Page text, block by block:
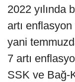
2022 yılında
artı enflasyon
yani
7 artı
SSK ve Bağ-